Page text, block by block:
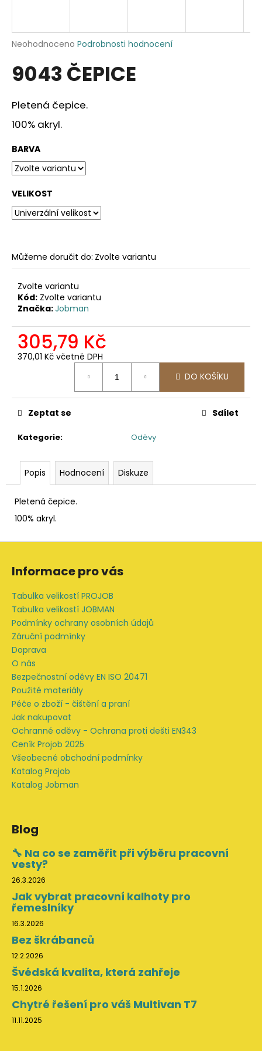
Průměrné
produktu
je
z
5
hvězdiček.
Neohodnoceno Podrobnosti hodnocení
9043 ČEPICE
Pletená čepice.
100% akryl.
BARVA
VELIKOST
Můžeme doručit do: Zvolte variantu
Zvolte variantu
Kód: Zvolte variantu
Značka:Jobman
305,79 Kč
370,01 Kč včetně DPH
DO KOŠÍKU
Kategorie: Oděvy
Zeptat se Sdílet
Popis Hodnocení Diskuze
Pletená čepice.
100% akryl.
j
í
?
D
o
p
u
č
e
m
e
2030
247,11
Kč
Z
Informace pro vás
Tabulka velikostí PROJOB
Tabulka velikostí JOBMAN
Podmínky ochrany osobních údajů
Záruční podmínky
Doprava
O nás
Bezpečnostní oděvy EN ISO 20471
Použité materiály
Péče o zboží - čištění a praní
Jak nakupovat
Ochranné oděvy - Ochrana proti dešti EN343
Ceník Projob 2025
Všeobecné obchodní podmínky
Katalog Projob
Katalog Jobman
Blog
🔧 Na co se zaměřit při výběru pracovní
vesty?
26.3.2026
Jak vybrat pracovní kalhoty pro
řemeslníky
16.3.2026
Bez škrábanců
12.2.2026
Švédská kvalita, která zahřeje
15.1.2026
Chytré řešení pro váš Multivan T7
11.11.2025